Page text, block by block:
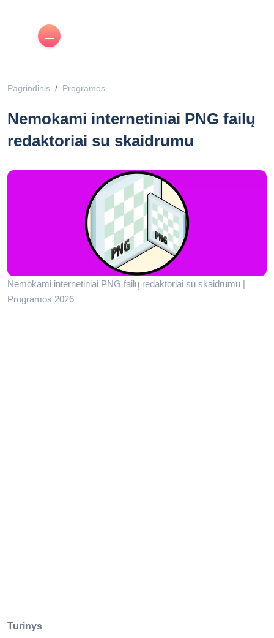
Pagrindinis Programos
Nemokami internetiniai PNG failų
redaktoriai su skaidrumu
Nemokami internetiniai PNG failų redaktoriai su skaidrumu |
Programos 2026
Turinys